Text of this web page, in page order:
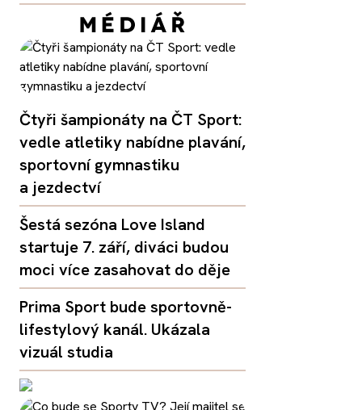
Čtyři šampionáty na ČT Sport:
vedle atletiky nabídne plavání,
sportovní gymnastiku
a jezdectví
Šestá sezóna Love Island
startuje 7. září, diváci budou
moci více zasahovat do děje
Prima Sport bude sportovně-
lifestylový kanál. Ukázala
vizuál studia